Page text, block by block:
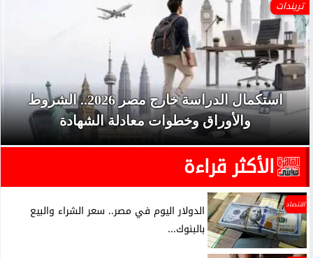
تريندات
استكمال الدراسة خارج مصر 2026.. الشروط
والأوراق وخطوات معادلة الشهادة
الأكثر قراءة
اقتصاد
الدولار اليوم في مصر.. سعر الشراء والبيع
بالبنوك...